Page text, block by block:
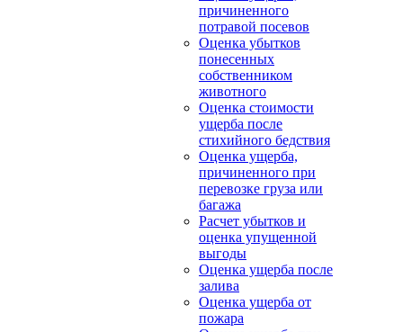
причиненного
потравой посевов
Оценка убытков
понесенных
собственником
животного
Оценка стоимости
ущерба после
стихийного бедствия
Оценка ущерба,
причиненного при
перевозке груза или
багажа
Расчет убытков и
оценка упущенной
выгоды
Оценка ущерба после
залива
Оценка ущерба от
пожара